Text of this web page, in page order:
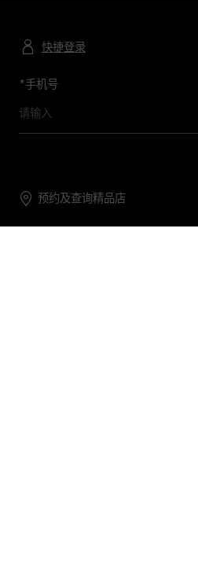
快捷登录
*手机号
预约及查询精品店